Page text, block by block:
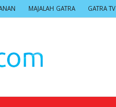
MAJALAH GATRA GATRA TV